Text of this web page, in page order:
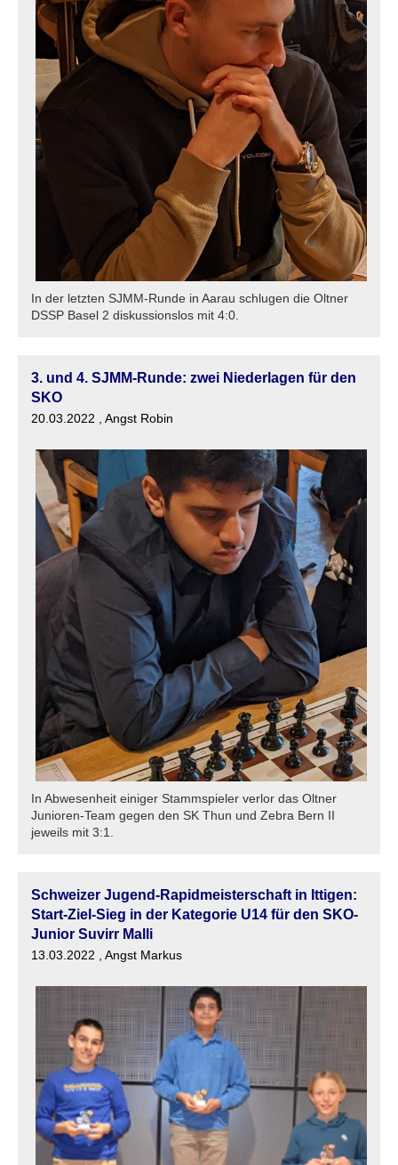
In der letzten SJMM-Runde in Aarau schlugen die Oltner
DSSP Basel 2 diskussionslos mit 4:0.
3. und 4. SJMM-Runde: zwei Niederlagen für den
SKO
20.03.2022 , Angst Robin
In Abwesenheit einiger Stammspieler verlor das Oltner
Junioren-Team gegen den SK Thun und Zebra Bern II
jeweils mit 3:1.
Schweizer Jugend-Rapidmeisterschaft in Ittigen:
Start-Ziel-Sieg in der Kategorie U14 für den SKO-
Junior Suvirr Malli
13.03.2022 , Angst Markus